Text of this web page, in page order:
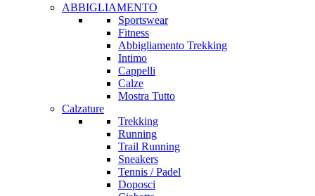
ABBIGLIAMENTO
Sportswear
Fitness
Abbigliamento Trekking
Intimo
Cappelli
Calze
Mostra Tutto
Calzature
Trekking
Running
Trail Running
Sneakers
Tennis / Padel
Doposci